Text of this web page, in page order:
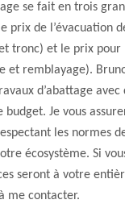
se fait en trois
prix de l’évacuation
tronc) et le prix pour
et remblayage).
d’abattage avec
Je vous
les normes
écosystème. Si
seront à votre
me contacter.